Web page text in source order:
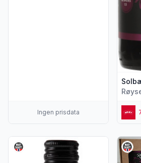
Ingen prisdata
Vis flere detaljer for produktetVis